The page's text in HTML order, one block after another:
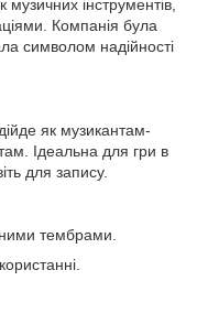
інструментів,
Компанія була
символом надійності
як музикантам-
Ідеальна для гри в
для запису.
тембрами.